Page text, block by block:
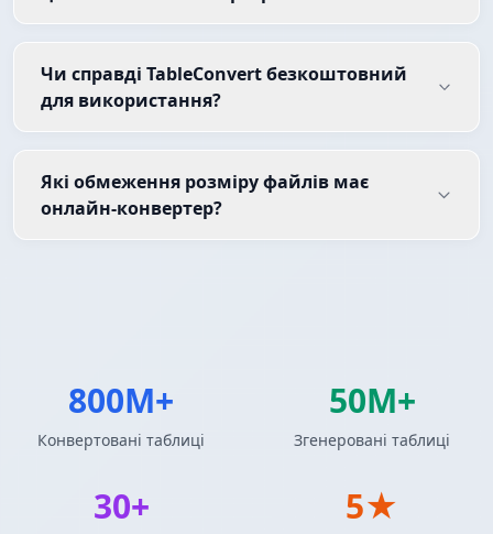
Чи справді TableConvert безкоштовний
для використання?
Які обмеження розміру файлів має
онлайн-конвертер?
800M+
Конвертовані таблиці
50M+
Згенеровані таблиці
30+ 5★